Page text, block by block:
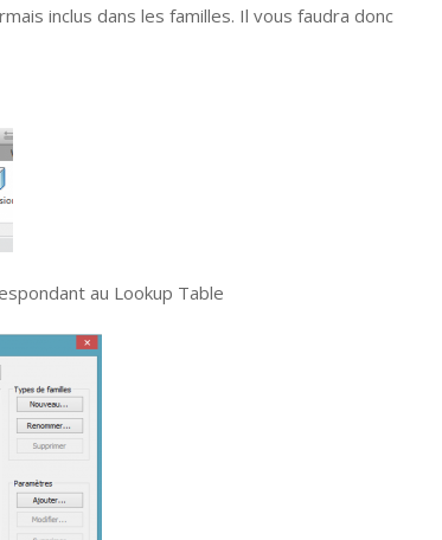
inclus dans les familles. Il vous faudra donc
au Lookup Table